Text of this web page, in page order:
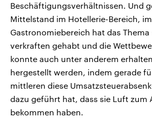
Beschäftigungsverhältnissen. Und
Mittelstand im Hotellerie-Bereich, im
Gastronomiebereich hat das
verkraften gehabt und die
konnte auch unter anderem
hergestellt werden, indem gerade
mittleren diese
dazu geführt hat, dass sie Luft zum
bekommen haben.